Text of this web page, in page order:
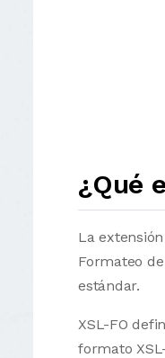
¿Qué
La
Formateo
estándar.
XSL-FO
formato